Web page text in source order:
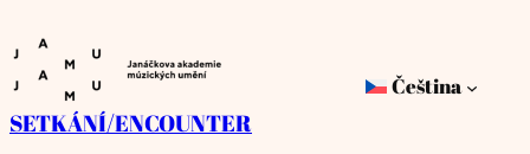
na
obsah
SETKÁNÍ/ENCOUNTER
Čeština